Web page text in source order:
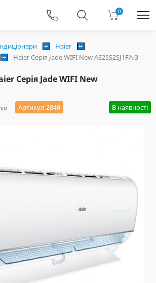
0
Haier
Haier Серія Jade WIFI New AS25S2SJ1FA-3
Серія Jade WIFI New
Артикул 2849 В наявності